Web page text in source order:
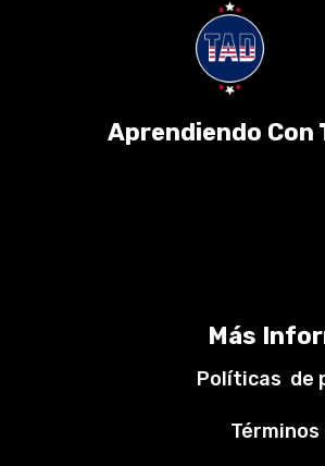
Aprendiendo Con
Más
Políticas de
Términos